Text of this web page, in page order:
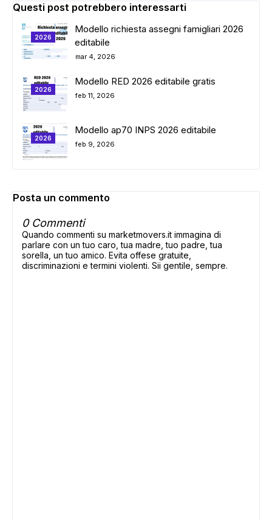
Questi post potrebbero interessarti
2026
Modello richiesta assegni famigliari 2026
editabile
mar 4, 2026
2026
Modello RED 2026 editabile gratis
feb 11, 2026
2026
Modello ap70 INPS 2026 editabile
feb 9, 2026
Posta un commento
0 Commenti
Quando commenti su marketmovers.it immagina di
parlare con un tuo caro, tua madre, tuo padre, tua
sorella, un tuo amico. Evita offese gratuite,
discriminazioni e termini violenti. Sii gentile, sempre.